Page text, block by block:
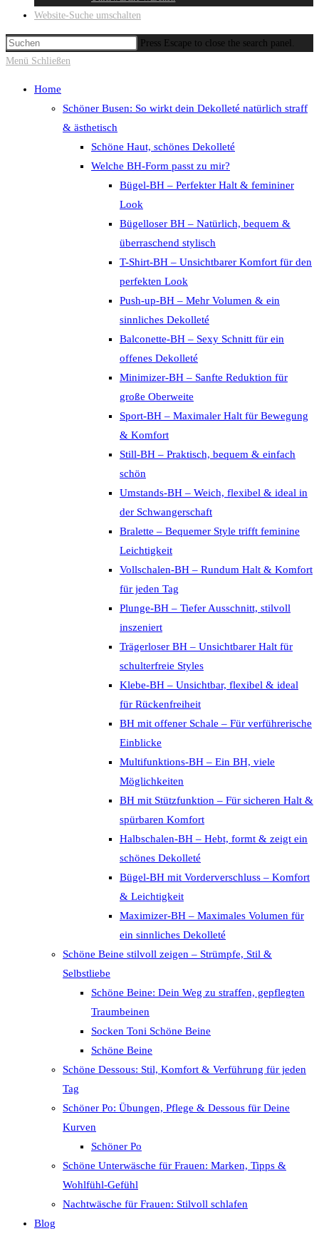
Website-Suche umschalten
Press Escape to close the search panel.
Menü Schließen
Home
Schöner Busen: So wirkt dein Dekolleté natürlich straff
& ästhetisch
Schöne Haut, schönes Dekolleté
Welche BH-Form passt zu mir?
Bügel-BH – Perfekter Halt & femininer
Look
Bügelloser BH – Natürlich, bequem &
überraschend stylisch
T-Shirt-BH – Unsichtbarer Komfort für den
perfekten Look
Push-up-BH – Mehr Volumen & ein
sinnliches Dekolleté
Balconette-BH – Sexy Schnitt für ein
offenes Dekolleté
Minimizer-BH – Sanfte Reduktion für
große Oberweite
Sport-BH – Maximaler Halt für Bewegung
& Komfort
Still-BH – Praktisch, bequem & einfach
schön
Umstands-BH – Weich, flexibel & ideal in
der Schwangerschaft
Bralette – Bequemer Style trifft feminine
Leichtigkeit
Vollschalen-BH – Rundum Halt & Komfort
für jeden Tag
Plunge-BH – Tiefer Ausschnitt, stilvoll
inszeniert
Trägerloser BH – Unsichtbarer Halt für
schulterfreie Styles
Klebe-BH – Unsichtbar, flexibel & ideal
für Rückenfreiheit
BH mit offener Schale – Für verführerische
Einblicke
Multifunktions-BH – Ein BH, viele
Möglichkeiten
BH mit Stützfunktion – Für sicheren Halt &
spürbaren Komfort
Halbschalen-BH – Hebt, formt & zeigt ein
schönes Dekolleté
Bügel-BH mit Vorderverschluss – Komfort
& Leichtigkeit
Maximizer-BH – Maximales Volumen für
ein sinnliches Dekolleté
Schöne Beine stilvoll zeigen – Strümpfe, Stil &
Selbstliebe
Schöne Beine: Dein Weg zu straffen, gepflegten
Traumbeinen
Socken Toni Schöne Beine
Schöne Beine
Schöne Dessous: Stil, Komfort & Verführung für jeden
Tag
Schöner Po: Übungen, Pflege & Dessous für Deine
Kurven
Schöner Po
Schöne Unterwäsche für Frauen: Marken, Tipps &
Wohlfühl-Gefühl
Nachtwäsche für Frauen: Stilvoll schlafen
Blog